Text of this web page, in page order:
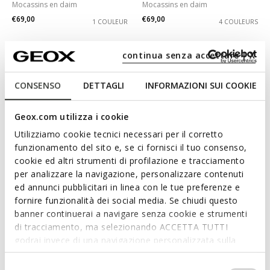
CONSENSO DETTAGLI INFORMAZIONI SUI COOKIE
Geox.com utilizza i cookie
Utilizziamo cookie tecnici necessari per il corretto
funzionamento del sito e, se ci fornisci il tuo consenso,
cookie ed altri strumenti di profilazione e tracciamento
per analizzare la navigazione, personalizzare contenuti
ed annunci pubblicitari in linea con le tue preferenze e
fornire funzionalità dei social media. Se chiudi questo
banner continuerai a navigare senza cookie e strumenti
di tracciamento, ma selezionando ACCETTA TUTTI
godrai invece di una navigazione personalizzata sulla
base dei tuoi gusti ed interessi. Selezionando
IMPOSTAZIONI potrai anche scegliere quali cookies ed
continua senza accettare | X
Mocassins en daim
€69,00
1 COULEUR
Mocassins en daim
€69,00
4 COULEURS
DERNIERS PRIX D'ÉTÉ
KALISTENA FEMME
Mocassins en cuir
€75,00
3 COULEURS
DERNIERS PRIX D'ÉTÉ
MANTINEA FEMME
Mocassins en daim
€59,00
1 COULEUR